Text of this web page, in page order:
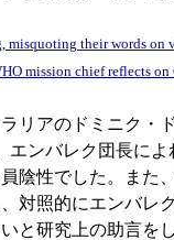
misquoting their words on
mission chief reflects
リアのドミニク・
ンバレク団長に
陰性でした。また
対照的にエンバレ
と研究上の助言を